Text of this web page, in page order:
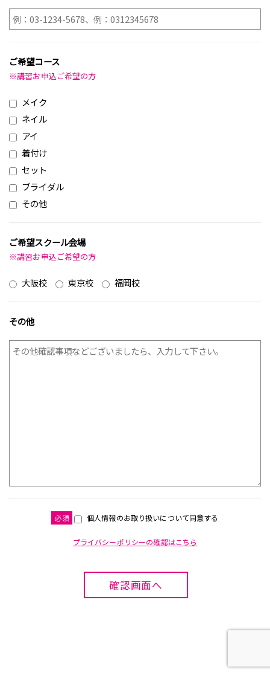
ご希望コース
※講習お申込ご希望の方
メイク
ネイル
アイ
着付け
セット
ブライダル
その他
ご希望スクール会場
※講習お申込ご希望の方
大阪校 東京校 福岡校
その他
個人情報のお取り扱いについて同意する
プライバシーポリシーの確認はこちら